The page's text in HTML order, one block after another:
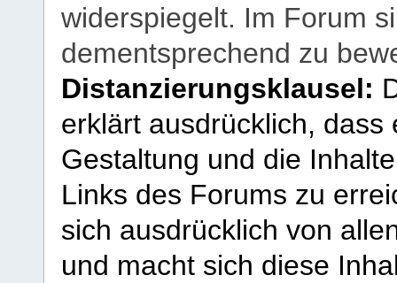
widerspiegelt. Im Forum
dementsprechend zu
Distanzierungsklausel:
erklärt ausdrücklich,
Gestaltung und die
Links des Forums zu
sich ausdrücklich von
und macht sich diese